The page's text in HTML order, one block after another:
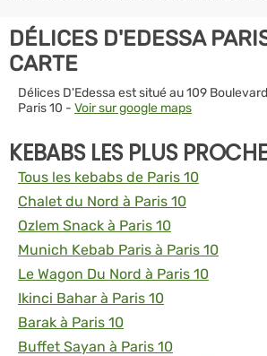
DÉLICES D'EDESSA
CARTE
Délices D'Edessa est situé au 109
Paris 10 - Voir sur google maps
KEBABS LES PLUS
Tous les kebabs de Paris 10
Chalet du Nord à Paris 10
Ozlem Snack à Paris 10
Munich Kebab Paris à Paris 10
Le Wagon Du Nord à Paris 10
Ikinci Bahar à Paris 10
Barak à Paris 10
Buffet Sayan à Paris 10